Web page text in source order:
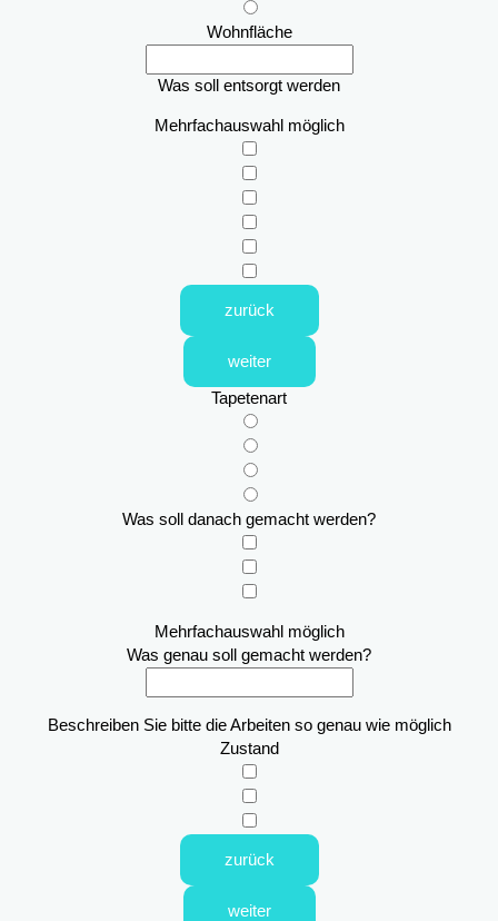
Wohnfläche
Was soll entsorgt werden
Mehrfachauswahl möglich
zurück
weiter
Tapetenart
Was soll danach gemacht werden?
Mehrfachauswahl möglich
Was genau soll gemacht werden?
Beschreiben Sie bitte die Arbeiten so genau wie möglich
Zustand
zurück
weiter